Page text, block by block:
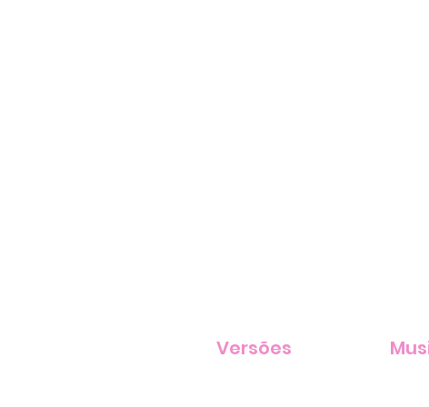
Versões